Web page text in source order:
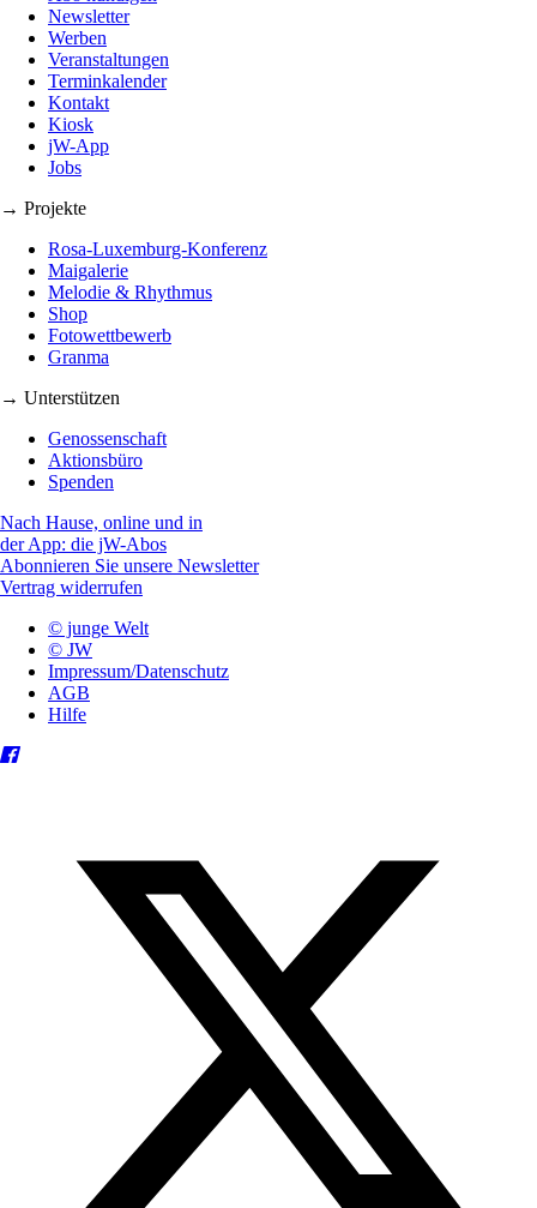
Newsletter
Werben
Veranstaltungen
Terminkalender
Kontakt
Kiosk
jW-App
Jobs
→ Projekte
Rosa-Luxemburg-Konferenz
Maigalerie
Melodie & Rhythmus
Shop
Fotowettbewerb
Granma
→ Unterstützen
Genossenschaft
Aktionsbüro
Spenden
Nach Hause, online und in
der App: die jW-Abos
Abonnieren Sie unsere Newsletter
Vertrag widerrufen
© junge Welt
© JW
Impressum/Datenschutz
AGB
Hilfe